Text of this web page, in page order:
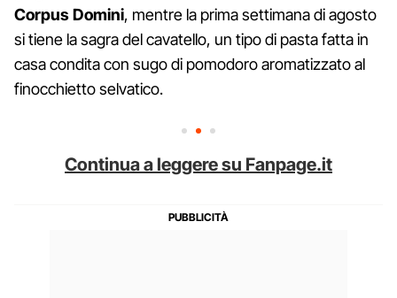
Corpus Domini, mentre la prima settimana di agosto
si tiene la sagra del cavatello, un tipo di pasta fatta in
casa condita con sugo di pomodoro aromatizzato al
finocchietto selvatico.
Continua a leggere su Fanpage.it